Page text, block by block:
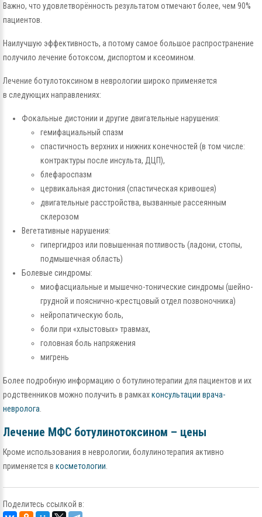
Важно, что удовлетворённость результатом отмечают более, чем 90%
пациентов.
Наилучшую эффективность, а потому самое большое распространение
получило лечение ботоксом, диспортом и ксеомином.
Лечение ботулотоксином в неврологии широко применяется
в следующих направлениях:
Фокальные дистонии и другие двигательные нарушения:
гемифациальный спазм
спастичность верхних и нижних конечностей (в том числе:
контрактуры после инсульта, ДЦП),
блефароспазм
цервикальная дистония (спастическая кривошея)
двигательные расстройства, вызванные рассеянным
склерозом
Вегетативные нарушения:
гипергидроз или повышенная потливость (ладони, стопы,
подмышечная область)
Болевые синдромы:
миофасциальные и мышечно-тонические синдромы (шейно-
грудной и пояснично-крестцовый отдел позвоночника)
нейропатическую боль,
боли при «хлыстовых» травмах,
головная боль напряжения
мигрень
Более подробную информацию о ботулинотерапии для пациентов и их
родственников можно получить в рамкахконсультации врача-
невролога
Лечение МФС ботулинотоксином – цены
Кроме использования в неврологии, болулинотерапия активно
применяется в косметологии
Поделитесь ссылкой в: